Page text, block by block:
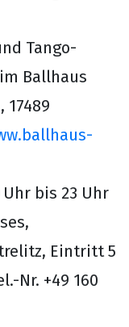
Tango-
Ballhaus
17489
bis 23 Uhr
Eintritt 5
Nr. +49 160